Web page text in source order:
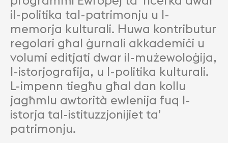
il-politika tal-patrimonju u l-
memorja kulturali. Huwa kontributur
regolari għal ġurnali akkademiċi u
volumi editjati dwar il-mużewoloġija,
l-istorjografija, u l-politika kulturali.
L-impenn tiegħu għal dan kollu
jagħmlu awtorità ewlenija fuq l-
istorja tal-istituzzjonijiet ta’
patrimonju.